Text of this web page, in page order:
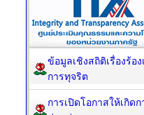
ข้อมูลเชิงสถิติเรื่องร้อง
การทุจริต
การเปิดโอกาสให้เกิดก